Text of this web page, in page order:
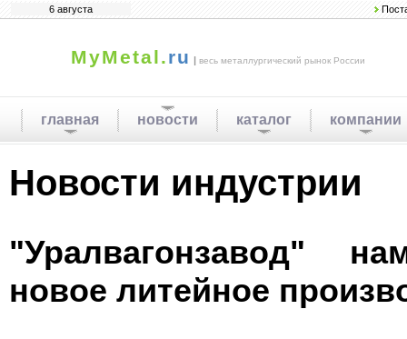
6 августа
MyMetal.ru | весь металлургический рынок России
главная новости каталог компании
Новости индустрии
"Уралвагонзавод"
новое литейное